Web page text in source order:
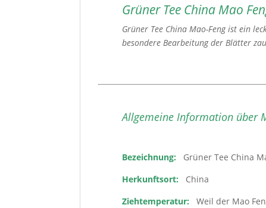
Grüner Tee China Mao
Grüner Tee China Mao-Feng ist ein
besondere Bearbeitung der Blätter
Allgemeine Information über
Bezeichnung:
Grüner Tee China
Herkunftsort:
China
Ziehtemperatur:
Weil der Mao